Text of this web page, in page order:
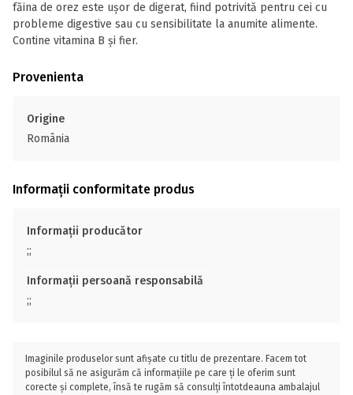
făina de orez este ușor de digerat, fiind potrivită pentru cei cu
probleme digestive sau cu sensibilitate la anumite alimente.
Contine vitamina B și fier.
Provenienta
Origine
România
Informații conformitate produs
Informații producător
;;
Informații persoană responsabilă
;;
Imaginile produselor sunt afișate cu titlu de prezentare. Facem tot
posibilul să ne asigurăm că informațiile pe care ți le oferim sunt
corecte și complete, însă te rugăm să consulți întotdeauna ambalajul